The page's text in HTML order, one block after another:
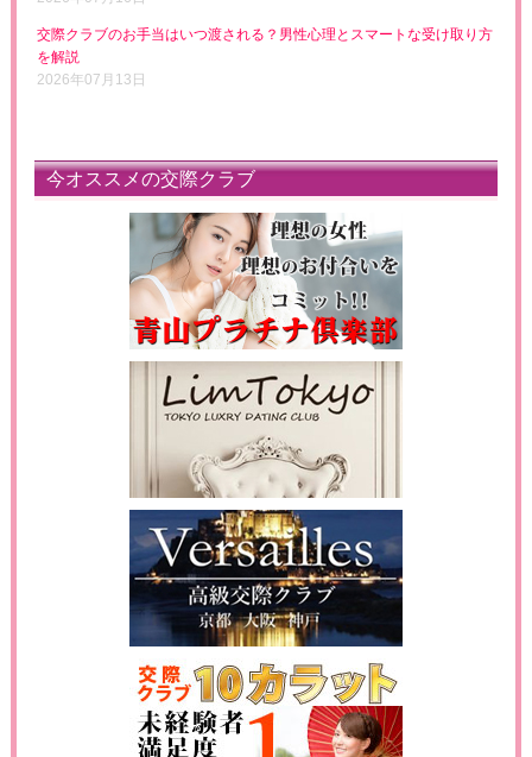
交際クラブのお手当はいつ渡される？男性心理とスマートな受け取り方
を解説
2026年07月13日
今オススメの交際クラブ